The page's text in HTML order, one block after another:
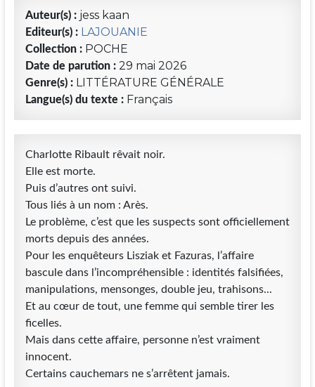
Auteur(s) : jess kaan
Editeur(s) : LAJOUANIE
Collection : POCHE
Date de parution : 29 mai 2026
Genre(s) : LITTÉRATURE GÉNÉRALE
Langue(s) du texte : Français
Charlotte Ribault rêvait noir.
Elle est morte.
Puis d’autres ont suivi.
Tous liés à un nom : Arès.
Le problème, c’est que les suspects sont officiellement
morts depuis des années.
Pour les enquêteurs Lisziak et Fazuras, l’affaire
bascule dans l’incompréhensible : identités falsifiées,
manipulations, mensonges, double jeu, trahisons...
Et au cœur de tout, une femme qui semble tirer les
ficelles.
Mais dans cette affaire, personne n’est vraiment
innocent.
Certains cauchemars ne s’arrêtent jamais.